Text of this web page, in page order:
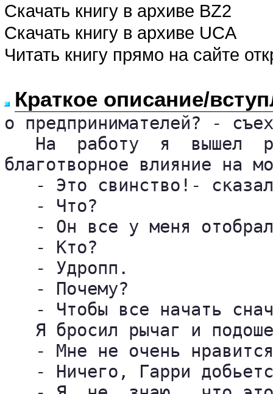
Скачать книгу в архиве BZ2
Скачать книгу в архиве UCA
Читать книгу прямо на сайте
Краткое описание/
о предпринимателей? -
На  работу  я  вышел
благотворное влияние на
- Это свинство!-
   - Что?
- Он все у меня
   - Кто?
   - Удропп.
   - Почему?
- Чтобы все начать
Я бросил рычаг и
- Мне не очень
- Ничего, Гарри